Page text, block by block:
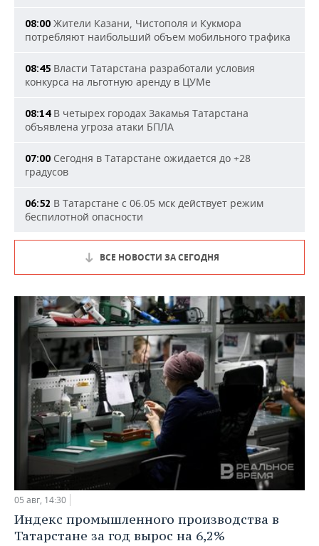
08:00 Жители Казани, Чистополя и Кукмора
потребляют наибольший объем мобильного трафика
08:45 Власти Татарстана разработали условия
конкурса на льготную аренду в ЦУМе
08:14В четырех городах Закамья Татарстана
объявлена угроза атаки БПЛА
07:00 Сегодня в Татарстане ожидается до +28
градусов
06:52 В Татарстане с 06.05 мск действует режим
беспилотной опасности
ВСЕ НОВОСТИ ЗА СЕГОДНЯ
05 авг, 14:30
Индекс промышленного производства в
Татарстане за год вырос на 6,2%